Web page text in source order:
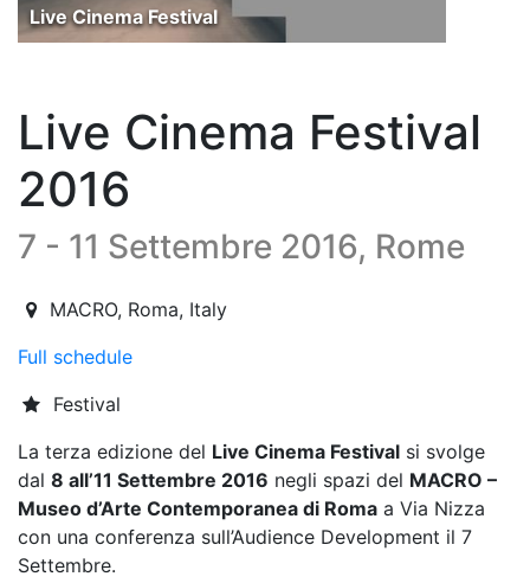
Live Cinema Festival
Live Cinema Festival
2016
7 - 11 Settembre 2016, Rome
2016-09-07T14:00:00.000Z
MACRO, Roma, Italy
Full schedule
Festival
La terza edizione del Live Cinema Festival si svolge
dal 8 all’11 Settembre 2016 negli spazi del MACRO –
Museo d’Arte Contemporanea di Roma a Via Nizza
con una conferenza sull’Audience Development il 7
Settembre.